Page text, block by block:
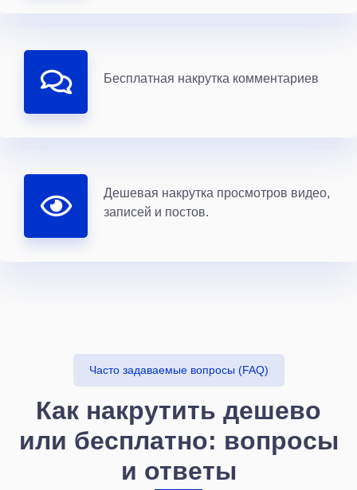
Бесплатная накрутка комментариев
Дешевая накрутка просмотров видео,
записей и постов.
Часто задаваемые вопросы (FAQ)
Как накрутить дешево
или бесплатно: вопросы
и ответы